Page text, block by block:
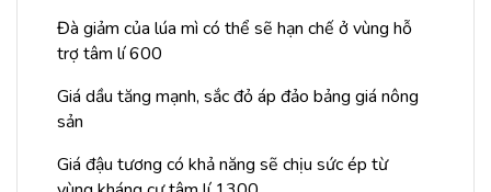
Đà giảm của lúa mì có thể sẽ hạn chế ở vùng hỗ
trợ tâm lí 600
Giá dầu tăng mạnh, sắc đỏ áp đảo bảng giá nông
sản
Giá đậu tương có khả năng sẽ chịu sức ép từ